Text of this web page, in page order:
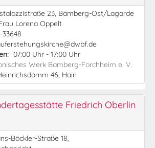
23, Bamberg-Ost/Lagarde
Lorena Oppelt
33648
07:00 Uhr - 17:00 Uhr
Werk Bamberg-Forchheim e. V.
46, Hain
Friedrich Oberlin
Böckler-Straße 18,